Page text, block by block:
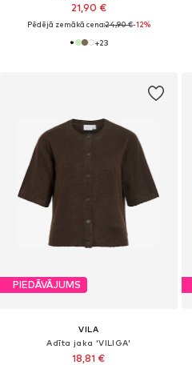
21,90 €
Pēdējā zemākā cena:24,90 €-12%
+23
PIEDĀVĀJUMS
VILA
Adīta jaka 'VILIGA'
18,81 €